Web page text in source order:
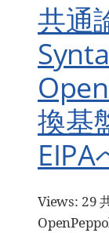
共通
換基
Views: 29